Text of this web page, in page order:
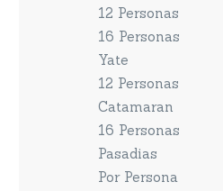
12 Personas
16 Personas
Yate
12 Personas
Catamaran
16 Personas
Pasadias
Por Persona